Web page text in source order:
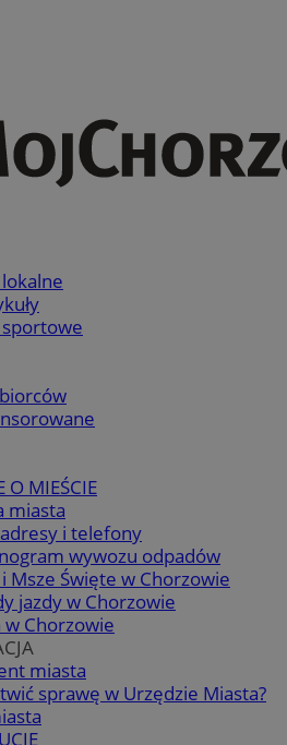
O MIEŚCIE
miasta
i telefony
wywozu odpadów
Msze Święte w Chorzowie
jazdy w Chorzowie
w Chorzowie
miasta
sprawę w Urzędzie Miasta?